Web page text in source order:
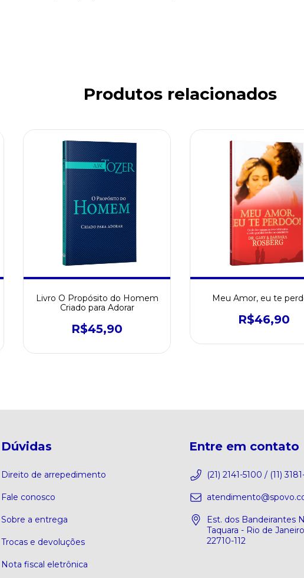
Produtos relacionados
Livro O Propósito do Homem
Criado para Adorar
R$45,90
Meu Amor, eu te
R$46,90
Dúvidas
Direito de arrepedimento
Fale conosco
Sobre a entrega
Trocas e devoluções
Nota fiscal eletrônica
Entre em contato
(21) 2141-5100 / (11)
Est. dos Bandeirantes
Taquara - Rio de
22710-112